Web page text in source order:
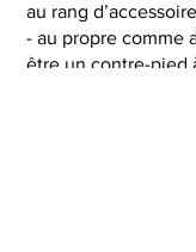
au rang
- au propre comme
être un contre-pied